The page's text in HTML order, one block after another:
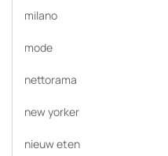
milano
mode
nettorama
new yorker
nieuw eten